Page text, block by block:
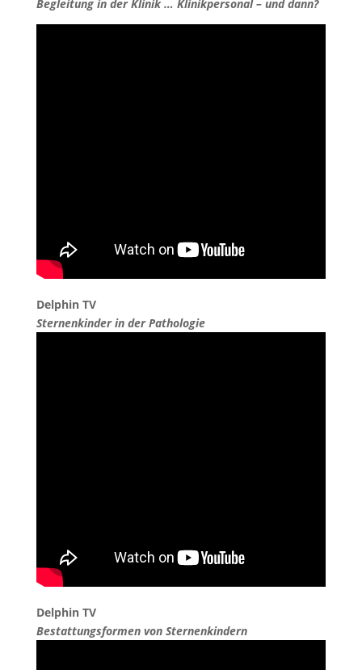
Begleitung in der Klinik … Klinikpersonal – und dann?
Delphin TV
Sternenkinder in der Pathologie
Delphin TV
Bestattungsformen von Sternenkindern